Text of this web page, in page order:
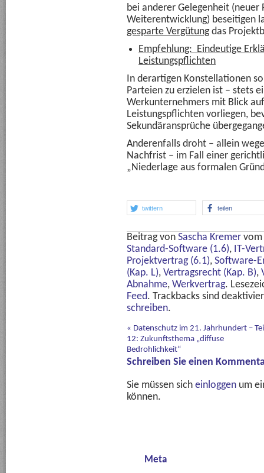
bei anderer Gelegenheit (neuer
Weiterentwicklung) beseitigen
gesparte Vergütungdas
Empfehlung: Eindeutige
Leistungspflichten
In derartigen Konstellationen
Parteien zu erzielen ist – stets
Werkunternehmers mit Blick
Leistungspflichten vorliegen,
Sekundäransprüche
Anderenfalls droht – allein
Nachfrist – im Fall einer
„Niederlage aus formalen
twittern teilen
Beitrag von Sascha Kremer vom
Standard-Software (1.6), IT-
Projektvertrag (6.1), Software-
(Kap. L), Vertragsrecht (Kap. B),
Abnahme, Werkvertrag.
Feed. Trackbacks sind
schreiben.
« Datenschutz im 21. Jahrhundert –
12: Zukunftsthema „diffuse
Bedrohlichkeit“
Schreiben Sie einen
Sie müssen sich einloggen um
können.
Meta